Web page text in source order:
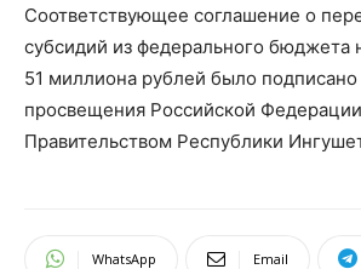
Соответствующее соглашение о
субсидий из федерального бюджета
51 миллиона рублей было
просвещения Российской
Правительством Республики
WhatsApp Email